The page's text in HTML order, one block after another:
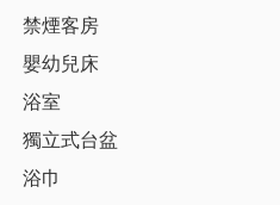
禁煙客房
嬰幼兒床
浴室
獨立式台盆
浴巾